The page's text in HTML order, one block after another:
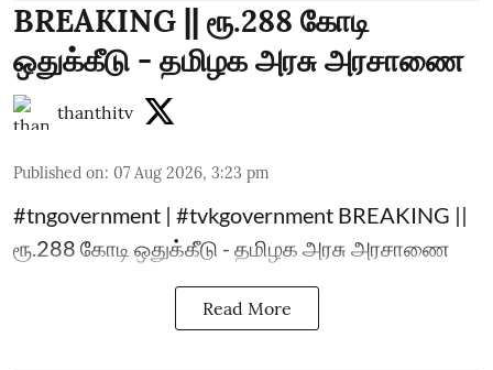
BREAKING || ரூ.288 கோடி
ஒதுக்கீடு - தமிழக அரசு அரசாணை
thanthitv
Published on: 07 Aug 2026, 3:23 pm
#tngovernment | #tvkgovernment BREAKING ||
ரூ.288 கோடி ஒதுக்கீடு - தமிழக அரசு அரசாணை
Read More